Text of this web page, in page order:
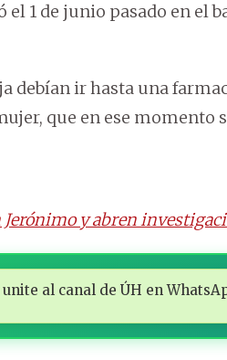
el 1 de junio pasado en el
debían ir hasta una
que en ese momento
Jerónimo y abren
al canal de ÚH en